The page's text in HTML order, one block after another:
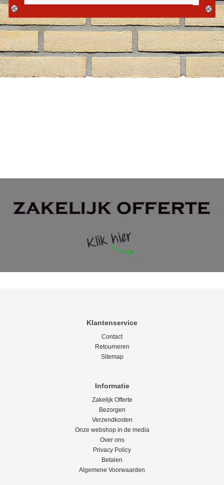
Klantenservice
Contact
Retourneren
Sitemap
Informatie
Zakelijk Offerte
Bezorgen
Verzendkosten
Onze webshop in de media
Over ons
Privacy Policy
Betalen
Algemene Voorwaarden